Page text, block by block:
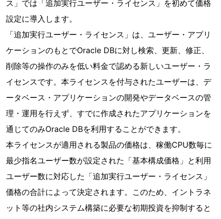
ス」では「追加実行ユーザー・ライセンス」を初めて価格
設定に導入します。
「追加実行ユーザー・ライセンス」は、ユーザー・アプリ
ケーションのもとでOracle DBに対し検索、更新、修正、
削除等の操作のみを低い料金で認める新しいユーザー・ラ
イセンスです。本ライセンスを付与されたユーザーは、デ
ータベース・アプリケーションの開発やデータベースの管
理・運用を行えず、すでに作成されたアプリケーションを
通じてのみOracle DBを利用することができます。
本ライセンスが適用される製品の価格は、稼働CPU数毎に
最少指名ユーザー数が設定された「基本構成価格」と利用
ユーザー数に対応した「追加実行ユーザー・ライセンス」
価格の合計によって決定されます。このため、イントラネ
ット等の社内システム構築に必要な初期投資を抑制すると